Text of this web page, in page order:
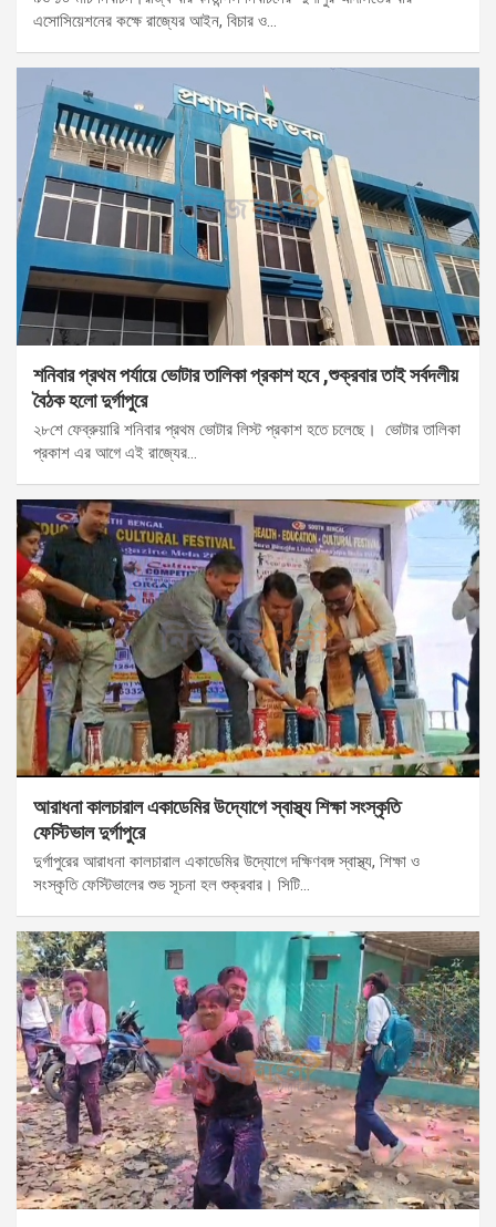
এসোসিয়েশনের কক্ষে রাজ্যের আইন, বিচার ও…
শনিবার প্রথম পর্যায়ে ভোটার তালিকা প্রকাশ হবে ,শুক্রবার তাই সর্বদলীয়
বৈঠক হলো দুর্গাপুরে
২৮শে ফেব্রুয়ারি শনিবার প্রথম ভোটার লিস্ট প্রকাশ হতে চলেছে। ভোটার তালিকা
প্রকাশ এর আগে এই রাজ্যের…
আরাধনা কালচারাল একাডেমির উদ্যোগে স্বাস্থ্য শিক্ষা সংস্কৃতি
ফেস্টিভাল দুর্গাপুরে
দুর্গাপুরের আরাধনা কালচারাল একাডেমির উদ্যোগে দক্ষিণবঙ্গ স্বাস্থ্য, শিক্ষা ও
সংস্কৃতি ফেস্টিভালের শুভ সূচনা হল শুক্রবার। সিটি…